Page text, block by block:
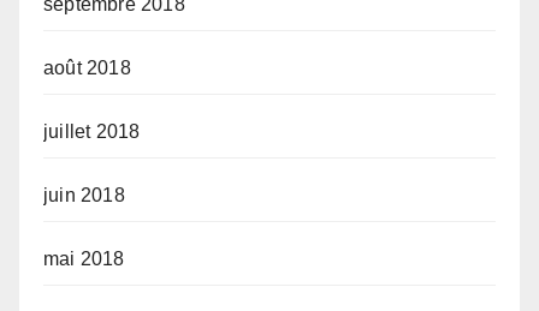
septembre 2018
août 2018
juillet 2018
juin 2018
mai 2018